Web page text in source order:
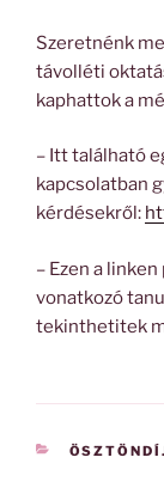
Szeretnénk
távolléti
kaphattok a
– Itt található
kapcsolatban
kérdésekről:
– Ezen a
vonatkozó
tekinthetitek